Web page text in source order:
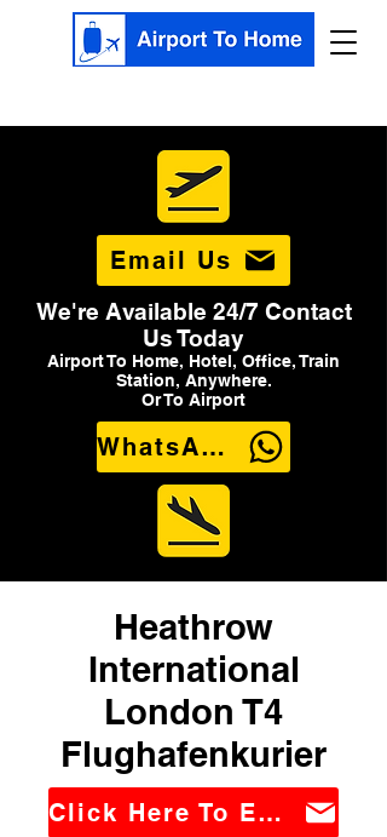
Email Us
We're Available 24/7 Contact
Us Today
Airport To Home, Hotel, Office, Train
Station, Anywhere.
Or To Airport
WhatsApp Us
Heathrow
International
London T4
Flughafenkurier
Click Here To Email Us